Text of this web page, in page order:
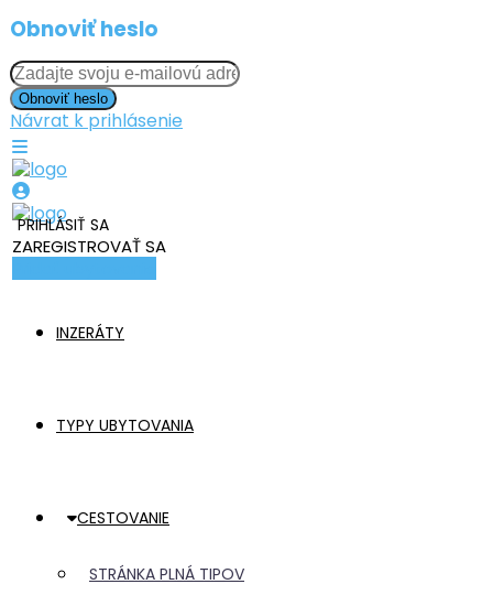
Obnoviť heslo
Obnoviť heslo
Návrat k prihlásenie
PRIHLÁSIŤ SA
ZAREGISTROVAŤ SA
INZERÁTY
TYPY UBYTOVANIA
CESTOVANIE
STRÁNKA PLNÁ TIPOV